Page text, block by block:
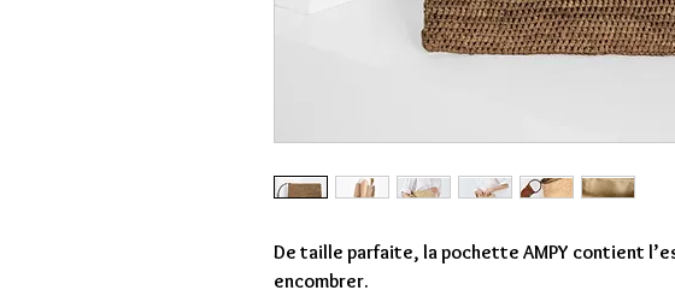
De taille parfaite, la pochette AMPY contient
encombrer.